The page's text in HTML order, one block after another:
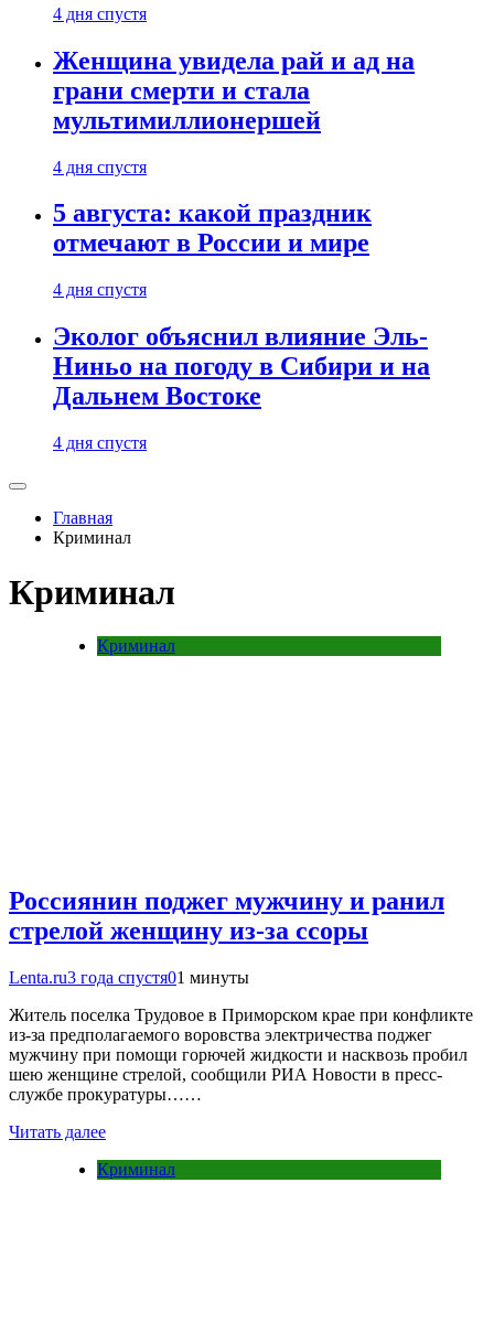
4 дня спустя
Женщина увидела рай и ад на
грани смерти и стала
мультимиллионершей
4 дня спустя
5 августа: какой праздник
отмечают в России и мире
4 дня спустя
Эколог объяснил влияние Эль-
Ниньо на погоду в Сибири и на
Дальнем Востоке
4 дня спустя
Главная
Криминал
Криминал
Криминал
Россиянин поджег мужчину и ранил
стрелой женщину из-за ссоры
Lenta.ru3 года спустя01 минуты
Житель поселка Трудовое в Приморском крае при конфликте
из-за предполагаемого воровства электричества поджег
мужчину при помощи горючей жидкости и насквозь пробил
шею женщине стрелой, сообщили РИА Новости в пресс-
службе прокуратуры……
Читать далее
Криминал